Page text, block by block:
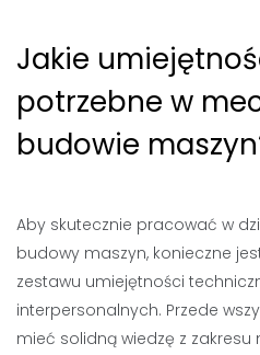
Jakie
potrzebne w
budowie
Aby skutecznie pracować w
budowy maszyn, konieczne
zestawu umiejętności
interpersonalnych. Przede
mieć solidną wiedzę z zakresu